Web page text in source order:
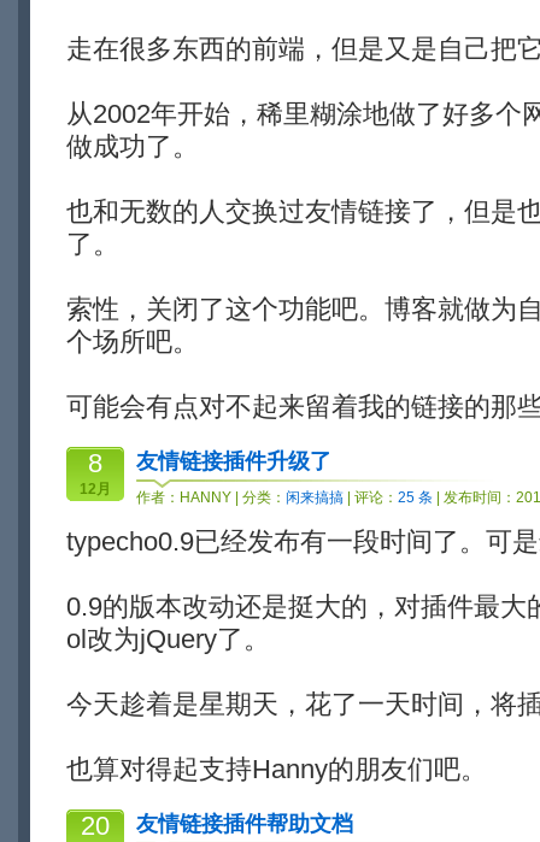
走在很多东西的前端，但是又是自己把
从2002年开始，稀里糊涂地做了好多个
做成功了。
也和无数的人交换过友情链接了，但是
了。
索性，关闭了这个功能吧。博客就做为
个场所吧。
可能会有点对不起来留着我的链接的那
8
12月
友情链接插件升级了
作者： HANNY | 分类： 闲来搞搞 | 评论： 25 条 | 发布时间：
typecho0.9已经发布有一段时间了。可
0.9的版本改动还是挺大的，对插件最大
ol改为jQuery了。
今天趁着是星期天，花了一天时间，将
也算对得起支持Hanny的朋友们吧。
20
友情链接插件帮助文档